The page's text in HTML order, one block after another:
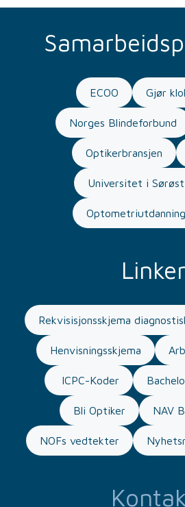
ECOO Gjør
Norges Blindeforbund
Optikerbransjen
Universitet i
Linker
Rekvisisjonsskjema
Henvisningsskjema
ICPC-Koder
Bli Optiker NAV
NOFs vedtekter